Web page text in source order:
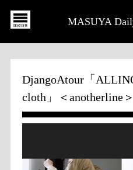
MASUYA
DjangoAtour「
cloth」＜anotherline